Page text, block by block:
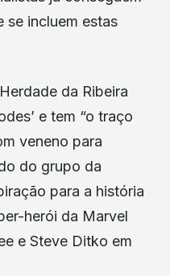
se incluem estas
da Ribeira
e tem “o traço
veneno para
do grupo da
para a história
herói da Marvel
e Steve Ditko em